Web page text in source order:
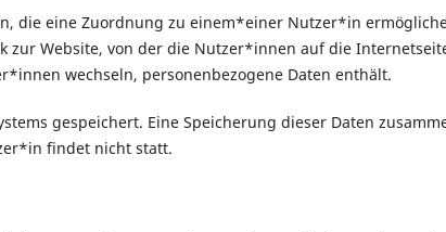
die eine Zuordnung zu einem*einer Nutzer*in
zur Website, von der die Nutzer*innen auf die
wechseln, personenbezogene Daten enthält.
gespeichert. Eine Speicherung dieser Daten
findet nicht statt.